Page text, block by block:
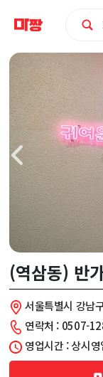
강
남
구
(역
삼
동)
반
가
워
(역삼동) 반
서울특별시 강남
연락처 : 0507-
영업시간 : 상시영